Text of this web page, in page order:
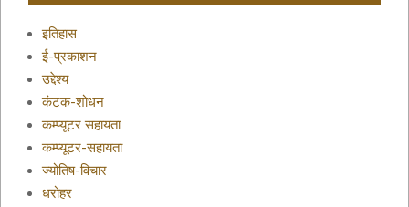
इतिहास
ई-प्रकाशन
उद्देश्य
कंटक-शोधन
कम्प्यूटर सहायता
कम्प्यूटर-सहायता
ज्योतिष-विचार
धरोहर